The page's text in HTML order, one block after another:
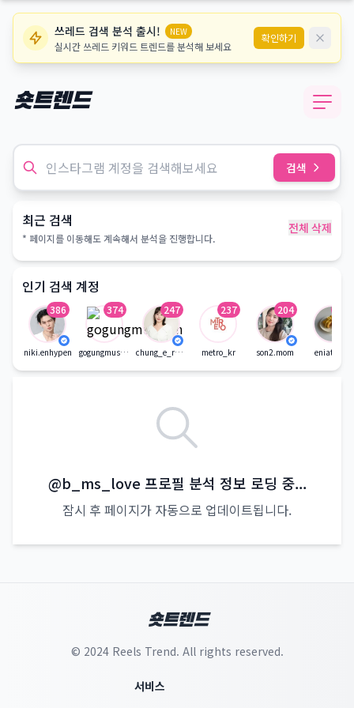
쓰레드 검색 분석 출시! NEW
실시간 쓰레드 키워드 트렌드를 분석해 보세요
확인하기
숏트렌드
검색
최근 검색
* 페이지를 이동해도 계속해서 분석을 진행합니다.
전체 삭제
인기 검색 계정
386
niki.enhypen
374
gogungmuseum
247
chung_e_recipe
237
metro_kr
204
son2.mom eniatable
@b_ms_love 프로필 분석 정보 로딩 중...
잠시 후 페이지가 자동으로 업데이트됩니다.
숏트렌드
© 2024 Reels Trend. All rights reserved.
서비스